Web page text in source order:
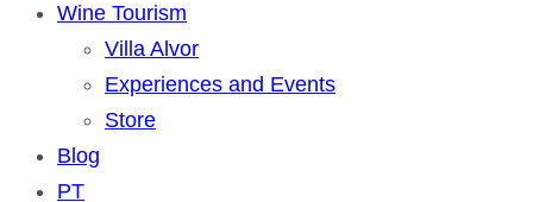
Wine Tourism
Villa Alvor
Experiences and Events
Store
Blog
PT